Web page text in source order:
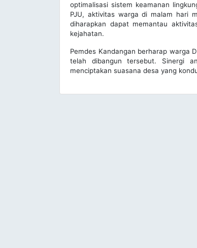
optimalisasi sistem keamanan
PJU, aktivitas warga di malam hari
diharapkan dapat memantau
kejahatan.
Pemdes Kandangan berharap warga
telah dibangun tersebut. Sinergi
menciptakan suasana desa yang